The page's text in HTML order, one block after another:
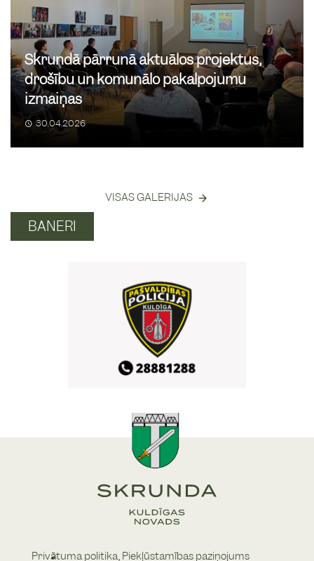
27/08 Tautas orientēšanās
sacensību seriāls ''Taciņas
2026'' Skrundā
16:00
Skrunda
Vasarīgs pikniks pie Ventas
13:00
Pie Skrundas baskāju takas
zaļumballe ar Ediju
Rozentālu
22:00
Skrundas pilskalna estrāde
Skrundas pamatskolas sporta bāze
Vasaras noslēguma
zaļumballe Skrundā
Skrundas estrāde
Skrundā pārrunā aktuālos projektus,
drošību un komunālo pakalpojumu
izmaiņas
30.04.2026
VISAS GALERIJAS
BANERI
Privātuma politika, Piekļūstamības paziņojums